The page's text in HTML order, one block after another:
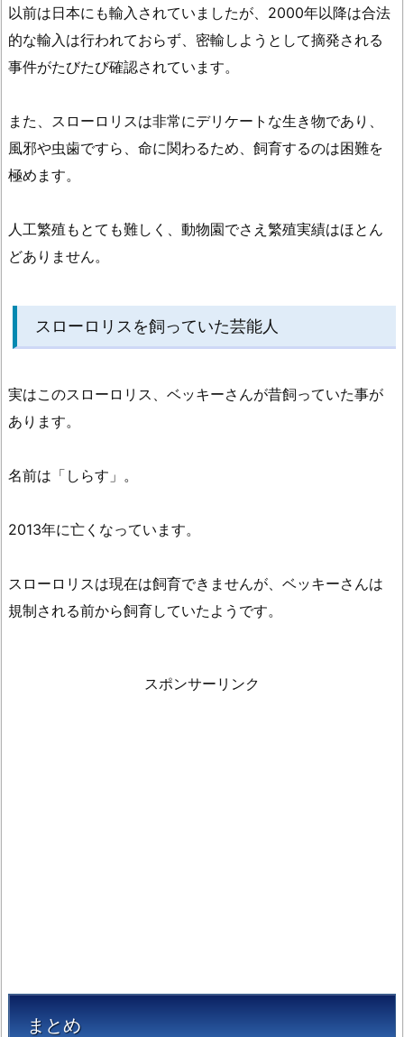
以前は日本にも輸入されていましたが、2000年以降は合法
的な輸入は行われておらず、密輸しようとして摘発される
事件がたびたび確認されています。
また、スローロリスは非常にデリケートな生き物であり、
風邪や虫歯ですら、命に関わるため、飼育するのは困難を
極めます。
人工繁殖もとても難しく、動物園でさえ繁殖実績はほとん
どありません。
スローロリスを飼っていた芸能人
実はこのスローロリス、ベッキーさんが昔飼っていた事が
あります。
名前は「しらす」。
2013年に亡くなっています。
スローロリスは現在は飼育できませんが、ベッキーさんは
規制される前から飼育していたようです。
スポンサーリンク
まとめ